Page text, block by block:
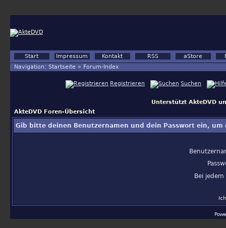
Start Impressum Kontakt RSS aStore
Navigation: Startseite » Forum-Index
Registrieren Suchen
Unterstützt AkteDVD
AkteDVD Foren-Übersicht
Gib bitte deinen Benutzernamen und dein Passwort ein, um
Bei